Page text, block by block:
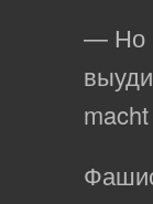
— Но